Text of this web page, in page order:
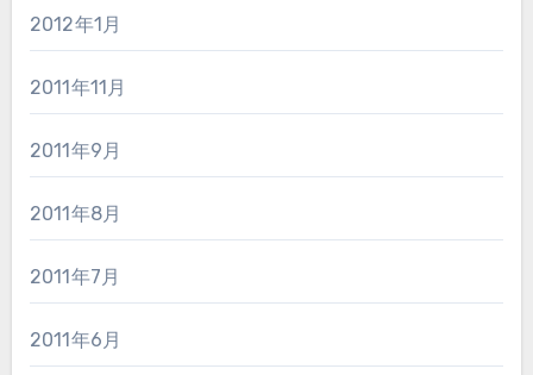
2012年1月
2011年11月
2011年9月
2011年8月
2011年7月
2011年6月